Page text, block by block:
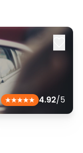
4.92/5